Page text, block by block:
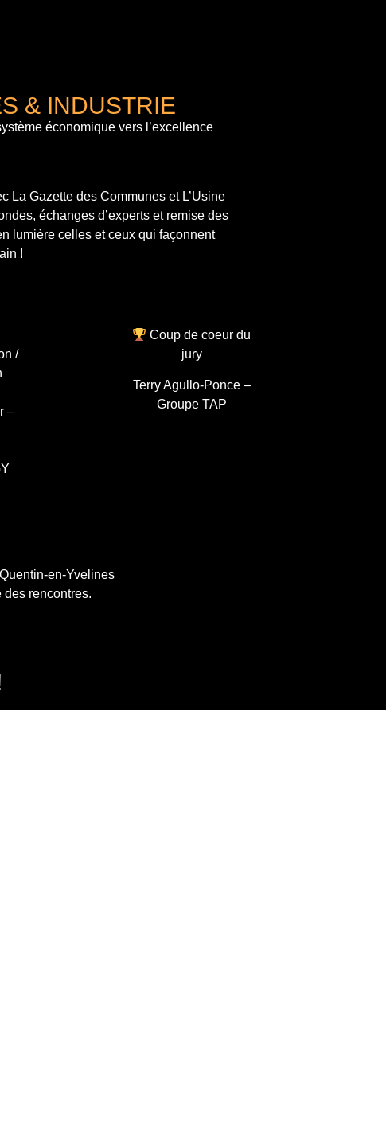
& INDUSTRIE
économique vers l’excellence
La Gazette des Communes et L’Usine
échanges d’experts et remise des
lumière celles et ceux qui façonnent
!
/
–
Coup de coeur du
jury
Terry Agullo-Ponce –
Groupe TAP
en-Yvelines
rencontres.